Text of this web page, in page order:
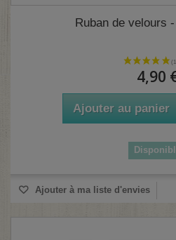
Ruban de velours
4,90
Ajouter au panier
Ajouter à ma liste d'envies